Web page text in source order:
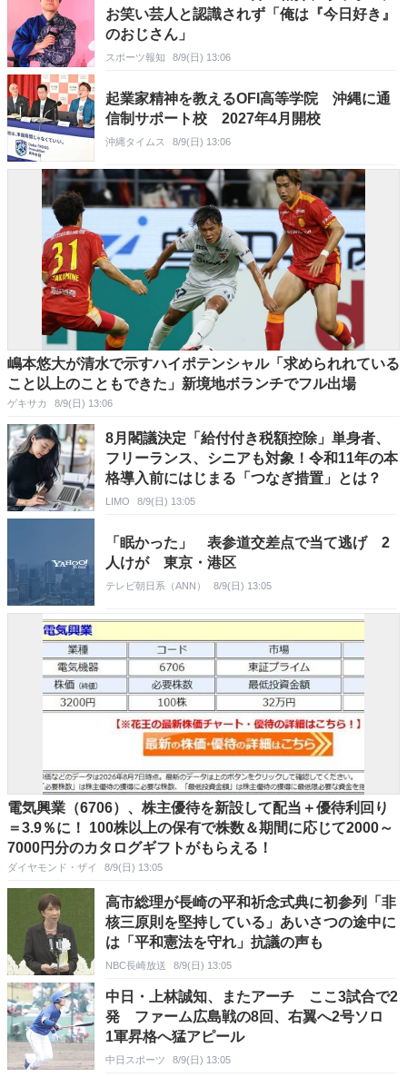
お笑い芸人と認識されず「俺は『今日好き』
のおじさん」
スポーツ報知 8/9(日) 13:06
起業家精神を教えるOFI高等学院 沖縄に通
信制サポート校 2027年4月開校
沖縄タイムス 8/9(日) 13:06
嶋本悠大が清水で示すハイポテンシャル「求められれている
こと以上のこともできた」新境地ボランチでフル出場
ゲキサカ 8/9(日) 13:06
8月閣議決定「給付付き税額控除」単身者、
フリーランス、シニアも対象！令和11年の本
格導入前にはじまる「つなぎ措置」とは？
LIMO 8/9(日) 13:05
「眠かった」 表参道交差点で当て逃げ 2
人けが 東京・港区
テレビ朝日系（ANN） 8/9(日) 13:05
電気興業（6706）、株主優待を新設して配当＋優待利回り
＝3.9％に！ 100株以上の保有で株数＆期間に応じて2000～
7000円分のカタログギフトがもらえる！
ダイヤモンド・ザイ 8/9(日) 13:05
高市総理が長崎の平和祈念式典に初参列「非
核三原則を堅持している」あいさつの途中に
は「平和憲法を守れ」抗議の声も
NBC長崎放送 8/9(日) 13:05
中日・上林誠知、またアーチ ここ3試合で2
発 ファーム広島戦の8回、右翼へ2号ソロ
1軍昇格へ猛アピール
中日スポーツ 8/9(日) 13:05